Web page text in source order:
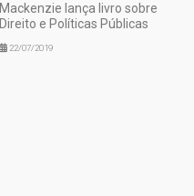
Mackenzie lança livro sobre
Direito e Políticas Públicas
22/07/2019